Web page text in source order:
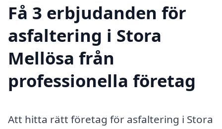
Få 3 erbjudanden för
asfaltering i Stora
Mellösa från
professionella företag
Att hitta rätt företag för asfaltering i Stora